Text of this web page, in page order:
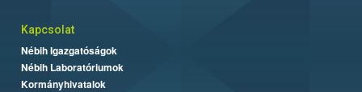
Kapcsolat
Nébih Igazgatóságok
Nébih Laboratóriumok
Kormányhivatalok